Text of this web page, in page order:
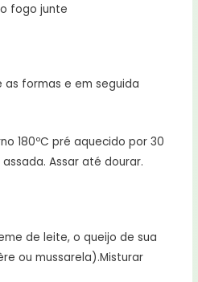
fogo junte
as formas e em seguida
180ºC pré aquecido por 30
Assar até dourar.
de leite, o queijo de sua
ou mussarela).Misturar